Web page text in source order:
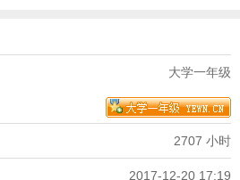
大学一年级
2707 小时
2017-12-20 17:19